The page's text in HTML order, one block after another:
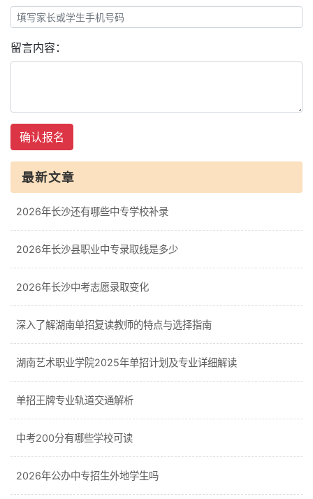
留言内容：
确认报名
最新文章
2026年长沙还有哪些中专学校补录
2026年长沙县职业中专录取线是多少
2026年长沙中考志愿录取变化
深入了解湖南单招复读教师的特点与选择指南
湖南艺术职业学院2025年单招计划及专业详细解读
单招王牌专业轨道交通解析
中考200分有哪些学校可读
2026年公办中专招生外地学生吗